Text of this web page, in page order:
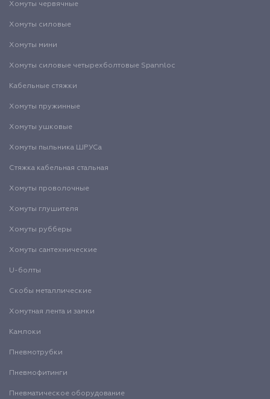
Хомуты червячные
Хомуты силовые
Хомуты мини
Хомуты силовые четырехболтовые Spannloc
Кабельные стяжки
Хомуты пружинные
Хомуты ушковые
Хомуты пыльника ШРУСа
Стяжка кабельная стальная
Хомуты проволочные
Хомуты глушителя
Хомуты рубберы
Хомуты сантехнические
U-болты
Скобы металлические
Хомутная лента и замки
Камлоки
Пневмотрубки
Пневмофитинги
Пневматическое оборудование